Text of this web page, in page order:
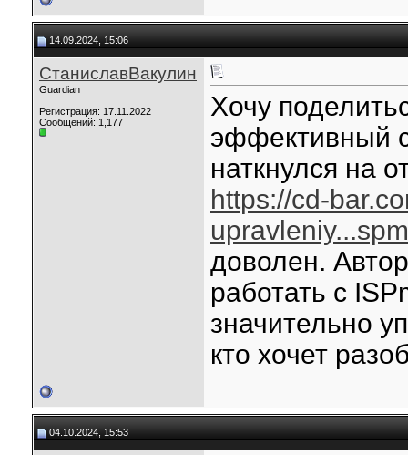
14.09.2024, 15:06
СтаниславВакулин
Guardian
Регистрация: 17.11.2022
Сообщений: 1,177
Хочу
эффективный
наткнулся на
https://cd-
доволен.
работать с
значительно
кто хочет
04.10.2024, 15:53